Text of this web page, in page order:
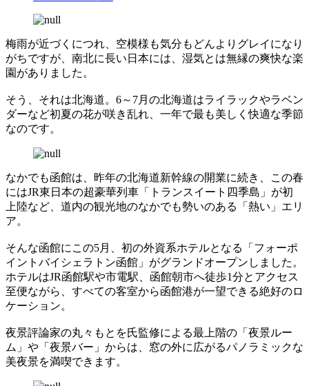
梅雨が近づくにつれ、空模様も気分もどんよりグレイになり
がちですが、南北に長い日本には、湿気とは無縁の爽快な楽
園がありました。
そう、それは北海道。6～7月の北海道はライラックやラベン
ダーなど初夏の花が咲き乱れ、一年で最も美しく快適な季節
なのです。
なかでも函館は、昨年の北海道新幹線の開業に続き、この春
にはJR東日本の超豪華列車「トランスイート四季島」が初
上陸など、道内の観光地のなかでも勢いのある「熱い」エリ
ア。
そんな函館にこの5月、初の外資系ホテルとなる「フォーポ
イントバイシェラトン函館」がグランドオープンしました。
ホテルはJR函館駅や市電駅、函館朝市へ徒歩1分とアクセス
至便ながら、すべての客室から函館港が一望できる絶好のロ
ケーション。
夜景評論家の丸々もとを氏監修による最上階の「夜景ルー
ム」や「夜景バー」からは、窓の外に広がるパノラミックな
美夜景を満喫できます。